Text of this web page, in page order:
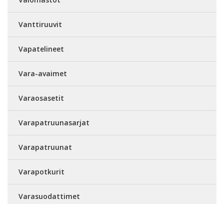
Vanttiruuvit
Vapatelineet
Vara-avaimet
Varaosasetit
Varapatruunasarjat
Varapatruunat
Varapotkurit
Varasuodattimet